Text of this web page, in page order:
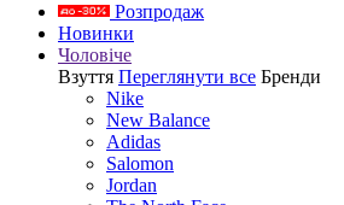
Розпродаж
Новинки
Чоловіче
Взуття Переглянути все Бренди
Nike
New Balance
Adidas
Salomon
Jordan